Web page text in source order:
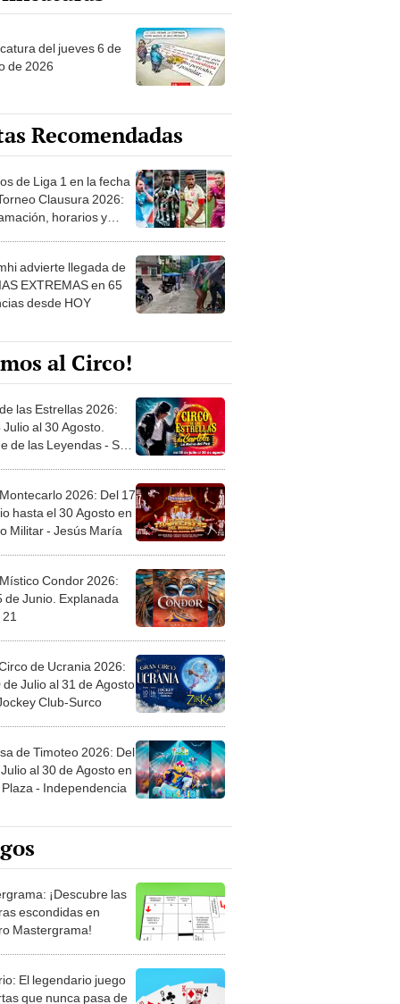
del jueves 6 de
de 2026
Recomendadas
de Liga 1 en la fecha
Clausura 2026:
horarios y
advierte llegada de
EXTREMAS en 65
desde HOY
al Circo!
las Estrellas 2026:
Julio al 30 Agosto.
de las Leyendas - San
2026: Del 17
hasta el 30 Agosto en
Militar - Jesús María
Condor 2026:
de Junio. Explanada
de Ucrania 2026:
de Julio al 31 de Agosto
Club-Surco
de Timoteo 2026: Del
al 30 de Agosto en
- Independencia
¡Descubre las
escondidas en
Mastergrama!
El legendario juego
que nunca pasa de